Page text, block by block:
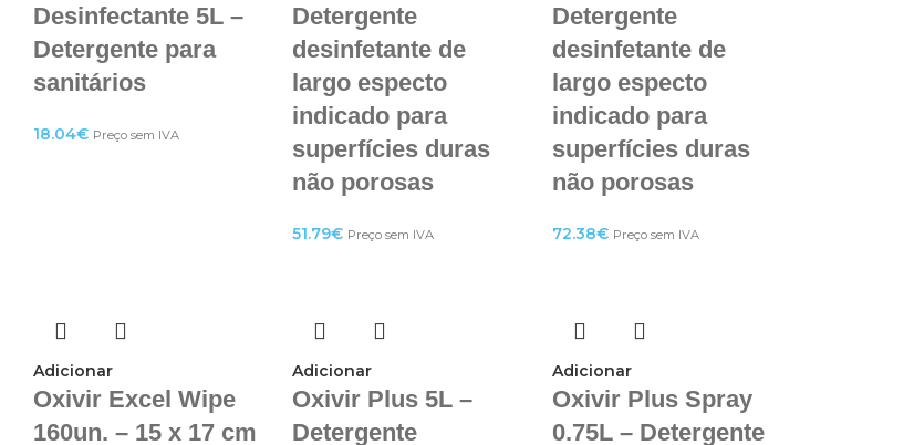
Desinfectante 5L –
Detergente para
sanitários
18.04€ Preço sem IVA
Detergente
desinfetante de
largo especto
indicado para
superfícies duras
não porosas
51.79€ Preço sem IVA
Detergente
desinfetante de
largo especto
indicado para
superfícies duras
não porosas
72.38€ Preço sem IVA
Adicionar
Oxivir Excel Wipe
160un. – 15 x 17 cm
Adicionar
Oxivir Plus 5L –
Detergente
Adicionar
Oxivir Plus Spray
0.75L – Detergente